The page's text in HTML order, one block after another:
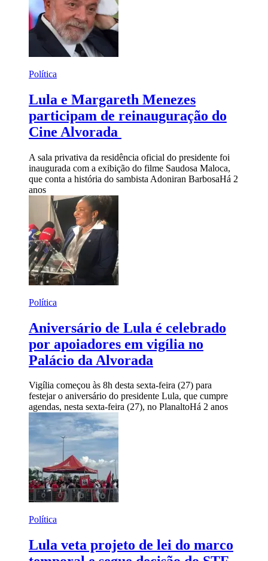
Política
Lula e Margareth Menezes
participam de reinauguração do
Cine Alvorada
A sala privativa da residência oficial do presidente foi
inaugurada com a exibição do filme Saudosa Maloca,
que conta a história do sambista Adoniran BarbosaHá 2
anos
Política
Aniversário de Lula é celebrado
por apoiadores em vigília no
Palácio da Alvorada
Vigília começou às 8h desta sexta-feira (27) para
festejar o aniversário do presidente Lula, que cumpre
agendas, nesta sexta-feira (27), no PlanaltoHá 2 anos
Política
Lula veta projeto de lei do marco